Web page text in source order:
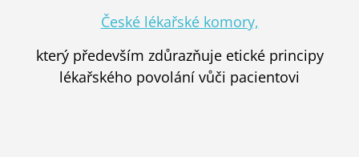
České lékařské komory,
který především zdůrazňuje etické principy
lékařského povolání vůči pacientovi